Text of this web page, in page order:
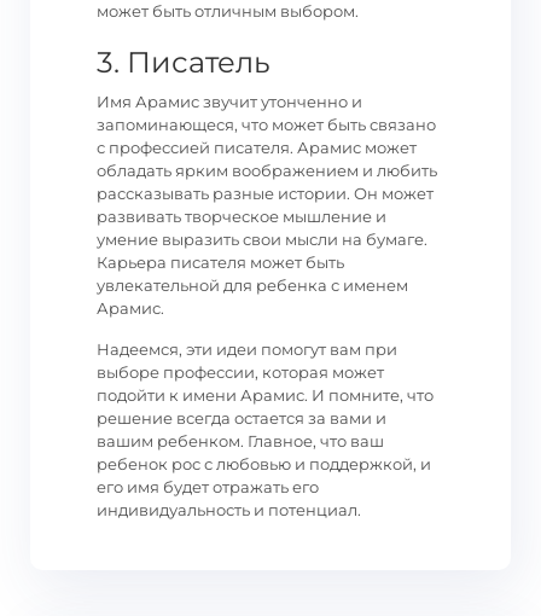
может быть отличным выбором.
3. Писатель
Имя Арамис звучит утонченно и
запоминающеся, что может быть связано
с профессией писателя. Арамис может
обладать ярким воображением и любить
рассказывать разные истории. Он может
развивать творческое мышление и
умение выразить свои мысли на бумаге.
Карьера писателя может быть
увлекательной для ребенка с именем
Арамис.
Надеемся, эти идеи помогут вам при
выборе профессии, которая может
подойти к имени Арамис. И помните, что
решение всегда остается за вами и
вашим ребенком. Главное, что ваш
ребенок рос с любовью и поддержкой, и
его имя будет отражать его
индивидуальность и потенциал.